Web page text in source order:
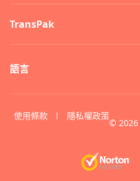
TransPak
語言
使用條款 隱私權政策
© 2026